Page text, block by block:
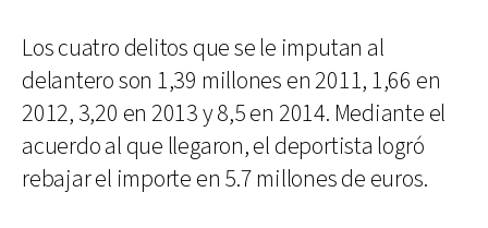
Los cuatro delitos que se le imputan al
delantero son 1,39 millones en 2011, 1,66 en
2012, 3,20 en 2013 y 8,5 en 2014. Mediante el
acuerdo al que llegaron, el deportista logró
rebajar el importe en 5.7 millones de euros.